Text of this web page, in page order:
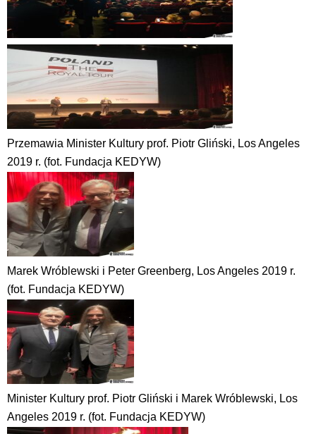
Przemawia Minister Kultury prof. Piotr Gliński, Los Angeles
2019 r. (fot. Fundacja KEDYW)
Marek Wróblewski i Peter Greenberg, Los Angeles 2019 r.
(fot. Fundacja KEDYW)
Minister Kultury prof. Piotr Gliński i Marek Wróblewski, Los
Angeles 2019 r. (fot. Fundacja KEDYW)